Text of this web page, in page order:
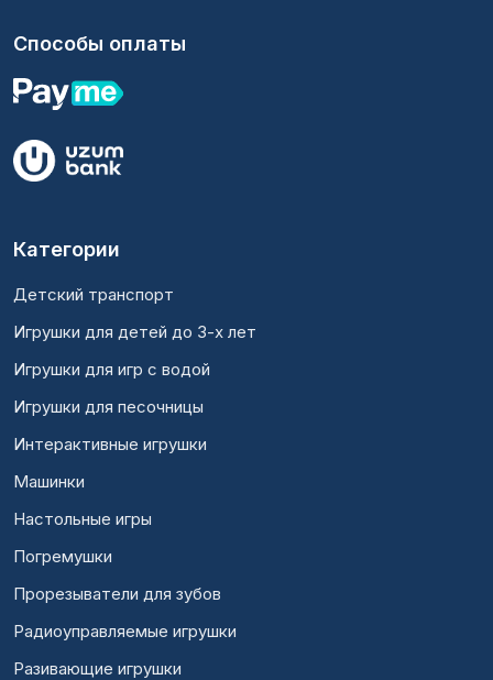
Способы оплаты
Категории
Детский транспорт
Игрушки для детей до 3-х лет
Игрушки для игр с водой
Игрушки для песочницы
Интерактивные игрушки
Машинки
Настольные игры
Погремушки
Прорезыватели для зубов
Радиоуправляемые игрушки
Разивающие игрушки